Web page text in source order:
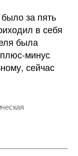
за пять
в себя
была
минус
сейчас